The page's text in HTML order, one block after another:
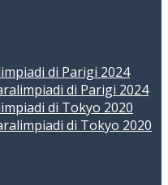
di Parigi 2024
di Parigi 2024
di Tokyo 2020
di Tokyo 2020